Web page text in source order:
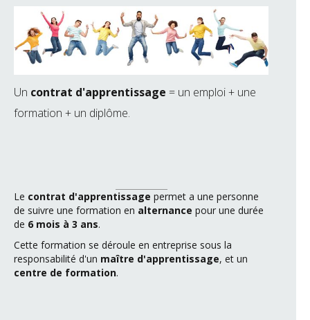
Un contrat d'apprentissage = un emploi + une
formation + un diplôme.
Le contrat d'apprentissage permet a une personne
de suivre une formation en alternance pour une durée
de 6 mois à 3 ans.
Cette formation se déroule en entreprise sous la
responsabilité d'un maître d'apprentissage, et un
centre de formation.